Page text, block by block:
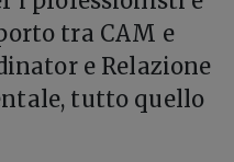
tra CAM e
e Relazione
tutto quello